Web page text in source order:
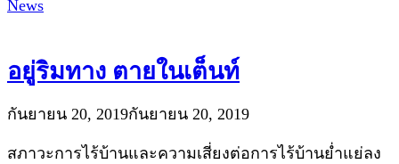
News
อยู่ริมทาง ตายในเต็นท์
กันยายน 20, 2019กันยายน 20, 2019
สภาวะการไร้บ้านและความเสี่ยงต่อการไร้บ้านย่ำแย่ลง